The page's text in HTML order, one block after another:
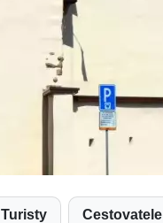
Turisty Cestovatele